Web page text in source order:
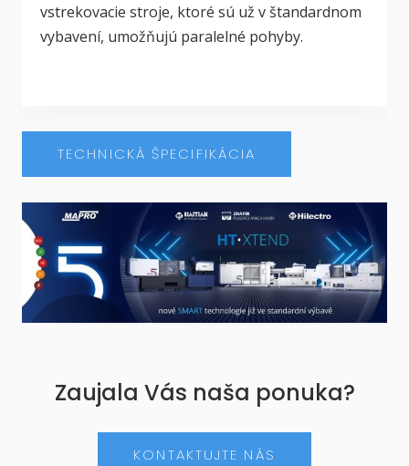
vstrekovacie stroje, ktoré sú už v štandardnom
vybavení, umožňujú paralelné pohyby.
TECHNICKÁ ŠPECIFIKÁCIA
Zaujala Vás naša ponuka?
KONTAKTUJTE NÁS